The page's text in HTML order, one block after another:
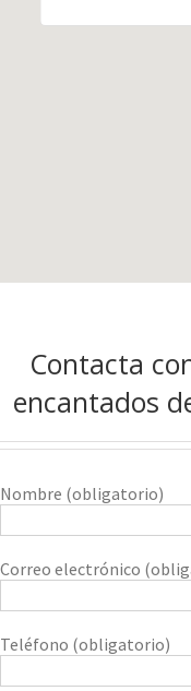
Contacta
encantados
Nombre (obligatorio)
Correo electrónico
Teléfono (obligatorio)